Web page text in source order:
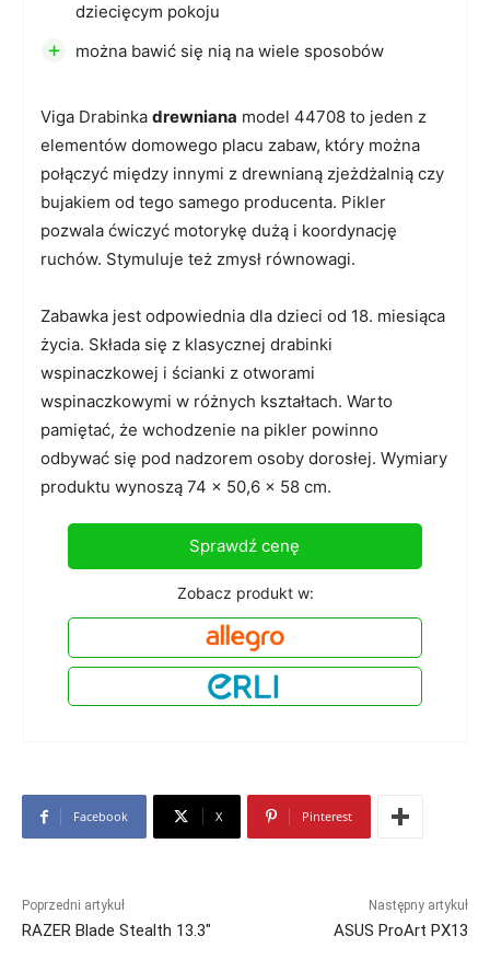
Viga Drabinka drewniana model 44708 to jeden z
elementów domowego placu zabaw, który można
połączyć między innymi z drewnianą zjeżdżalnią czy
bujakiem od tego samego producenta. Pikler
pozwala ćwiczyć motorykę dużą i koordynację
ruchów. Stymuluje też zmysł równowagi.
Zabawka jest odpowiednia dla dzieci od 18. miesiąca
życia. Składa się z klasycznej drabinki
wspinaczkowej i ścianki z otworami
wspinaczkowymi w różnych kształtach. Warto
pamiętać, że wchodzenie na pikler powinno
odbywać się pod nadzorem osoby dorosłej. Wymiary
produktu wynoszą 74 x 50,6 x 58 cm.
dziecięcym pokoju
+ można bawić się nią na wiele sposobów
Sprawdź cenę
Zobacz produkt w:
Facebook X Pinterest
Poprzedni artykuł
RAZER Blade Stealth 13.3″
Następny artykuł
ASUS ProArt PX13